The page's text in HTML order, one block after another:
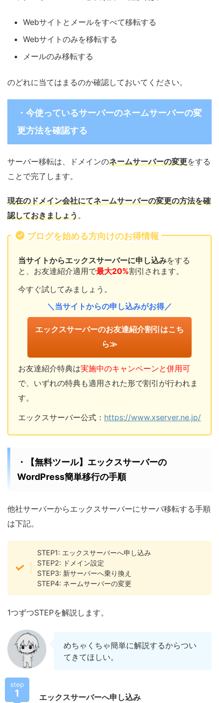
Webサイトとメールをすべて移転する
Webサイトのみを移転する
メールのみ移転する
のどれに当てはまるのか確認しておいてください。
・今使っているサーバーのネームサーバーの変
更方法を確認する
サーバー移転は、ドメインのネームサーバーの変更をする
ことで完了します。
現在のドメイン会社にてネームサーバーの変更の方法を確
認しておきましょう。
ブログを始める方向けのお得情報
当サイトからエックスサーバーに申し込みをする
と、お友達紹介適用で最大20%割引されます。
今すぐ試してみましょう。
＼当サイトからの申し込みがお得／
エックスサーバーのお友達紹介割引はこち
ら≫
お友達紹介特典は実施中のキャンペーンと併用可
で、いずれの特典も適用された形で割引が行われま
す。
エックスサーバー公式： https://www.xserver.ne.jp/
・【無料ツール】エックスサーバーの
WordPress簡単移行の手順
他社サーバーからエックスサーバーにサーバ移転する手順
は下記。
STEP1: エックスサーバーへ申し込み
STEP2: ドメイン設定
STEP3: 新サーバーへ乗り換え
STEP4: ネームサーバーの変更
1つずつSTEPを解説します。
めちゃくちゃ簡単に解説するからつい
てきてほしい。
step
1 エックスサーバーへ申し込み